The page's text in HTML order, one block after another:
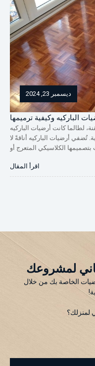
ديسمبر 23, 2024
لطالما كانت أرضيات الباركيه
تُضفي أرضيات الباركيه أناقةً لا
الكلاسيكي المتعرج أو
من هذه المشاكل باتباع
النهج […]
اقرأ المقال
لمشروعك
الخاصة بك من خلال
لمنزلك؟